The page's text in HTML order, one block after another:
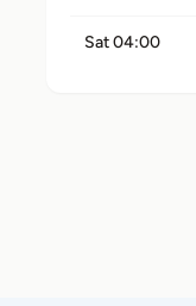
Sat 04:00